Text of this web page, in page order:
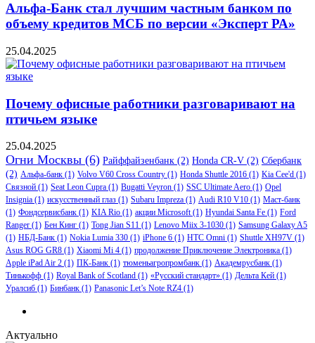
Альфа-Банк стал лучшим частным банком по
объему кредитов МСБ по версии «Эксперт РА»
25.04.2025
Почему офисные работники разговаривают на
птичьем языке
25.04.2025
Огни Москвы (6) Райффайзенбанк (2) Honda CR-V (2) Сбербанк
(2) Альфа-банк (1) Volvo V60 Cross Country (1) Honda Shuttle 2016 (1) Kia Cee'd (1)
Связной (1) Seat Leon Cupra (1) Bugatti Veyron (1) SSC Ultimate Aero (1) Opel
Insignia (1) искусственный глаз (1) Subaru Impreza (1) Audi R10 V10 (1) Маст-банк
(1) Фондсервисбанк (1) KIA Rio (1) акции Microsoft(1) Hyundai Santa Fe (1) Ford
Ranger (1) Бен Кинг (1) Tong Jian S11 (1) Lenovo Miix 3-1030 (1) Samsung Galaxy A5
(1) НБД-Банк (1) Nokia Lumia 330 (1) iPhone 6 (1) HTC Omni (1) Shuttle XH97V (1)
Asus ROG GR8 (1) Xiaomi Mi 4 (1) продолжение Приключение Электроника (1)
Apple iPad Air 2 (1) ПК-Банк (1) тюменьагропромбанк (1) Академрусбанк (1)
Тинькофф (1) Royal Bank of Scotland (1) «Русский стандарт» (1) Дельта Кей (1)
Уралсиб (1) Бинбанк (1) Panasonic Let’s Note RZ4 (1)
Актуально